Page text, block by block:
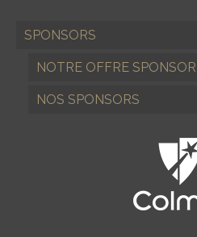
SPONSORS
NOTRE OFFRE SPONSOR
NOS SPONSORS